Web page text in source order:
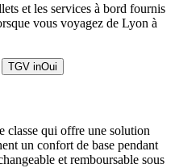
et les services à bord fournis
vous voyagez de Lyon à
TGV inOui
classe qui offre une solution
un confort de base pendant
et remboursable sous